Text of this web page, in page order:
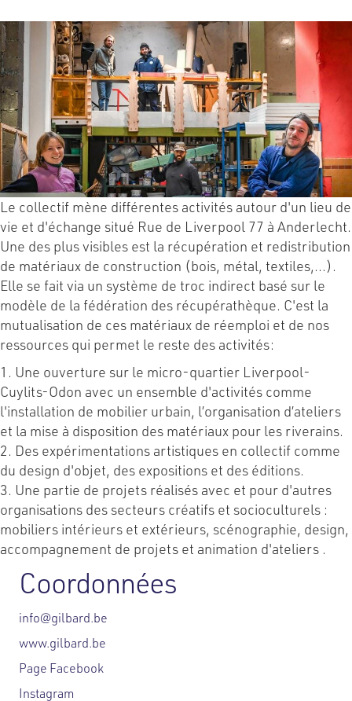
Le collectif mène différentes activités autour d'un lieu de
vie et d'échange situé Rue de Liverpool 77 à Anderlecht.
Une des plus visibles est la récupération et redistribution
de matériaux de construction (bois, métal, textiles,...).
Elle se fait via un système de troc indirect basé sur le
modèle de la fédération des récupérathèque. C'est la
mutualisation de ces matériaux de réemploi et de nos
ressources qui permet le reste des activités:
1. Une ouverture sur le micro-quartier Liverpool-
Cuylits-Odon avec un ensemble d'activités comme
l'installation de mobilier urbain, l’organisation d’ateliers
et la mise à disposition des matériaux pour les riverains.
2. Des expérimentations artistiques en collectif comme
du design d'objet, des expositions et des éditions.
3. Une partie de projets réalisés avec et pour d'autres
organisations des secteurs créatifs et socioculturels :
mobiliers intérieurs et extérieurs, scénographie, design,
accompagnement de projets et animation d'ateliers .
Coordonnées
info@gilbard.be
www.gilbard.be
Page Facebook
Instagram